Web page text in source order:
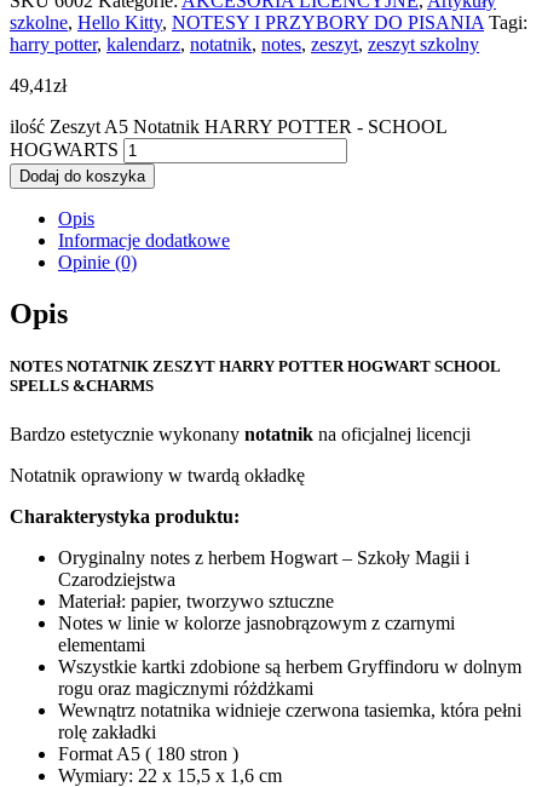
szkolne, Hello Kitty, NOTESY I PRZYBORY DO PISANIA Tagi:
harry potter, kalendarz, notatnik, notes, zeszyt, zeszyt szkolny
49,41zł
ilość Zeszyt A5 Notatnik HARRY POTTER - SCHOOL
HOGWARTS
Dodaj do koszyka
Opis
Informacje dodatkowe
Opinie (0)
Opis
NOTES NOTATNIK ZESZYT HARRY POTTER HOGWART SCHOOL
SPELLS &CHARMS
Bardzo estetycznie wykonany notatnik na oficjalnej licencji
Notatnik oprawiony w twardą okładkę
Charakterystyka produktu:
Oryginalny notes z herbem Hogwart – Szkoły Magii i
Czarodziejstwa
Materiał: papier, tworzywo sztuczne
Notes w linie w kolorze jasnobrązowym z czarnymi
elementami
Wszystkie kartki zdobione są herbem Gryffindoru w dolnym
rogu oraz magicznymi różdżkami
Wewnątrz notatnika widnieje czerwona tasiemka, która pełni
rolę zakładki
Format A5 ( 180 stron )
Wymiary: 22 x 15,5 x 1,6 cm